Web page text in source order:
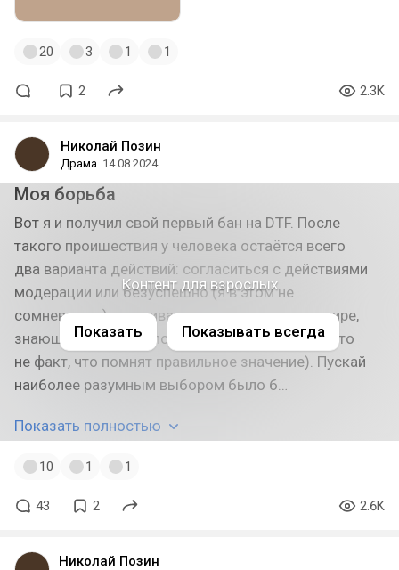
20 3 1 1
2 2.3K
Николай Позин
Драма 14.08.2024
Моя борьба
Вот я и получил свой первый бан на DTF. После
такого проишествия у человека остаётся всего
два варианта действий: согласиться с действиями
модерации или безуспешно (я в этом не
сомневаюсь) отстаивать справедливость в мире,
знающем об этом слове только из словаря (и то
не факт, что помнят правильное значение). Пускай
наиболее разумным выбором было б…
Показать полностью
Контент для взрослых
Показать Показывать всегда
10 1 1
43 2 2.6K
Николай Позин